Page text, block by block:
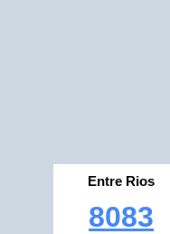
Entre Rios
8083